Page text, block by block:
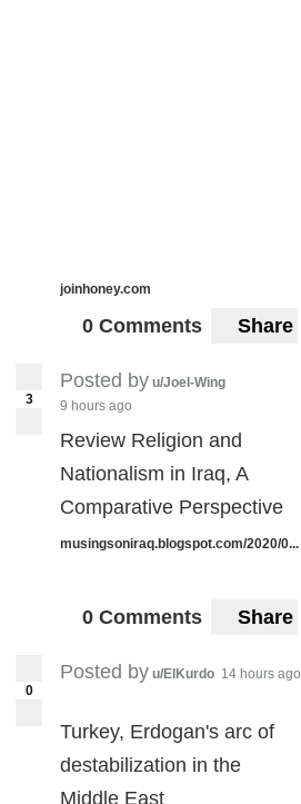
joinhoney.com
0 Comments Share
3
Posted by u/Joel-Wing
9 hours ago
Review Religion and
Nationalism in Iraq, A
Comparative Perspective
musingsoniraq.blogspot.com/2020/0...
0 Comments Share
0
Posted by u/ElKurdo 14 hours ago
Turkey, Erdogan's arc of
destabilization in the
Middle East